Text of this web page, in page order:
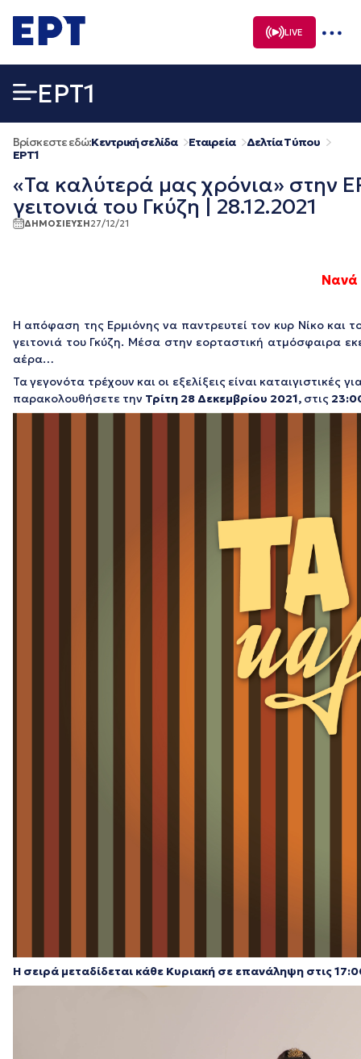
σε
περιεχόμενο
LIVE
EΡΤ1
Βρίσκεστε εδώ:Κεντρική σελίδα Εταιρεία
Δελτία Τύπου
EΡΤ1
«Τα καλύτερά μας χρόνια» στην
γειτονιά του Γκύζη | 28.12.2021
ΔΗΜΟΣΙΕΥΣΗ27/12/21
Νανά
Η απόφαση της Ερμιόνης να παντρευτεί τον κυρ Νίκο και
γειτονιά του Γκύζη. Μέσα στην εορταστική ατμόσφαιρα
αέρα…
Τα γεγονότα τρέχουν και οι εξελίξεις είναι καταιγιστικές
παρακολουθήσετε την Τρίτη 28 Δεκεμβρίου 2021, στις
Η σειρά μεταδίδεται κάθε Κυριακή σε επανάληψη στις